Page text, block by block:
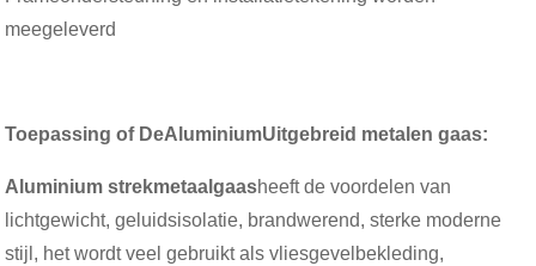
meegeleverd
Toepassing of DeAluminiumUitgebreid metalen gaas:
Aluminium strekmetaalgaasheeft de voordelen van
lichtgewicht, geluidsisolatie, brandwerend, sterke moderne
stijl, het wordt veel gebruikt als vliesgevelbekleding,